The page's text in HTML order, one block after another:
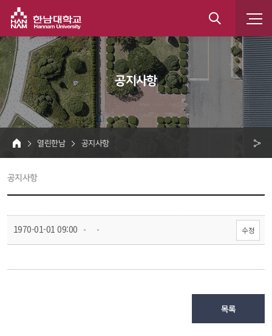
통
공지사항
HOME
열린한남 공지사항
유
공지사항
1970-01-01 09:00 수정
목록